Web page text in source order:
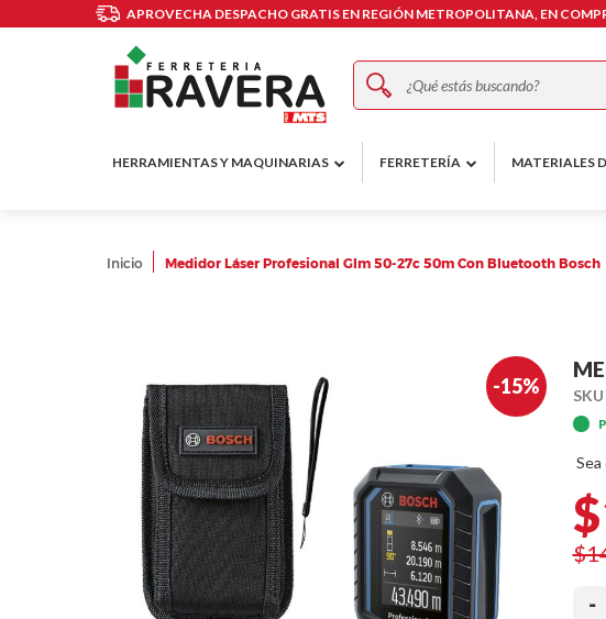
APROVECHA DESPACHO GRATIS EN REGIÓN METROPOLITANA, EN
Buscar
HERRAMIENTAS Y MAQUINARIAS FERRETERÍA MATERIALES
Inicio Medidor Láser Profesional Glm 50-27c 50m Con Bluetooth Bosch
images
gallery
-15% SKU
-